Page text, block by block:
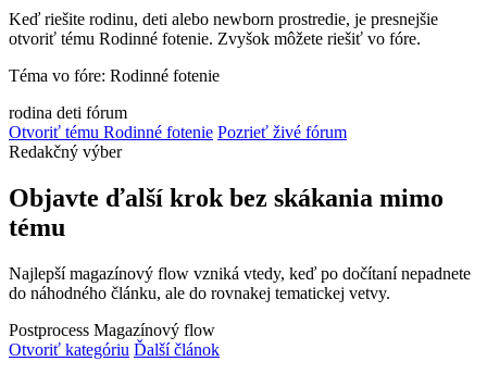
Keď riešite rodinu, deti alebo newborn prostredie, je presnejšie
otvoriť tému Rodinné fotenie. Zvyšok môžete riešiť vo fóre.
Téma vo fóre: Rodinné fotenie
rodina deti fórum
Otvoriť tému Rodinné fotenie Pozrieť živé fórum
Redakčný výber
Objavte ďalší krok bez skákania mimo
tému
Najlepší magazínový flow vzniká vtedy, keď po dočítaní nepadnete
do náhodného článku, ale do rovnakej tematickej vetvy.
Postprocess Magazínový flow
Otvoriť kategóriu Ďalší článok